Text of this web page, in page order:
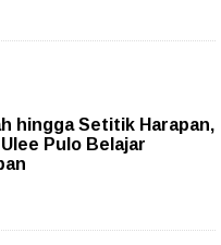
hingga Setitik Harapan,
Pulo Belajar